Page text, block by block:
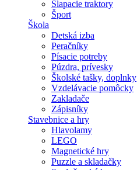
Šlapacie traktory
Šport
Škola
Detská izba
Peračníky
Písacie potreby
Púzdra, prívesky
Školské tašky, doplnky
Vzdelávacie pomôcky
Zakladače
Zápisníky
Stavebnice a hry
Hlavolamy
LEGO
Magnetické hry
Puzzle a skladačky